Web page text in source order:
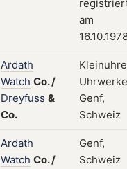
am
Ardath
Watch Co./
Dreyfuss &
Co.
Genf,
Schweiz
Ardath
Watch Co./
Genf,
Schweiz